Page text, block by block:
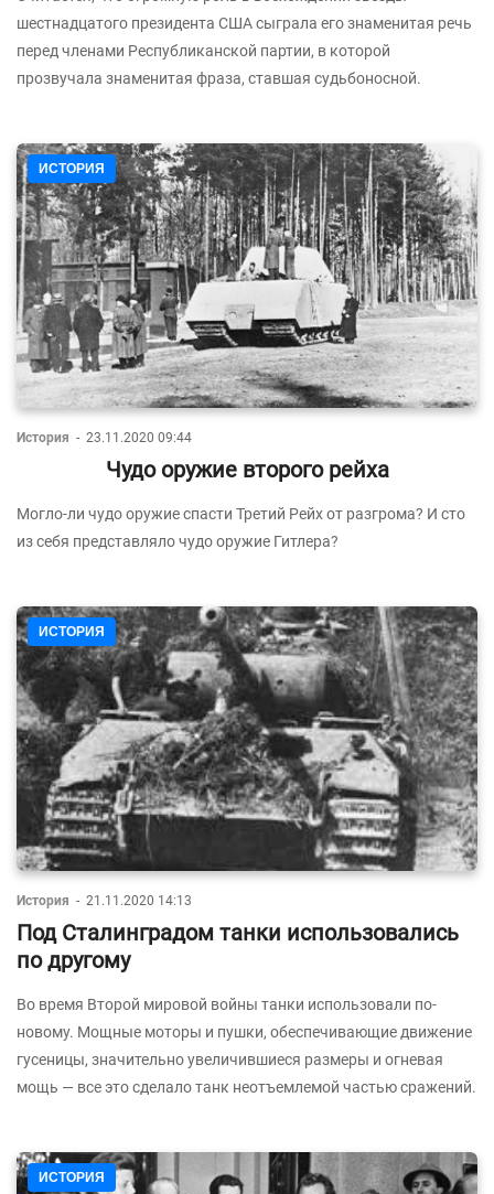
шестнадцатого президента США сыграла его знаменитая речь
перед членами Республиканской партии, в которой
прозвучала знаменитая фраза, ставшая судьбоносной.
ИСТОРИЯ
История - 23.11.2020 09:44
Чудо оружие второго рейха
Могло-ли чудо оружие спасти Третий Рейх от разгрома? И сто
из себя представляло чудо оружие Гитлера?
ИСТОРИЯ
История - 21.11.2020 14:13
Под Сталинградом танки использовались
по другому
Во время Второй мировой войны танки использовали по-
новому. Мощные моторы и пушки, обеспечивающие движение
гусеницы, значительно увеличившиеся размеры и огневая
мощь — все это сделало танк неотъемлемой частью сражений.
ИСТОРИЯ